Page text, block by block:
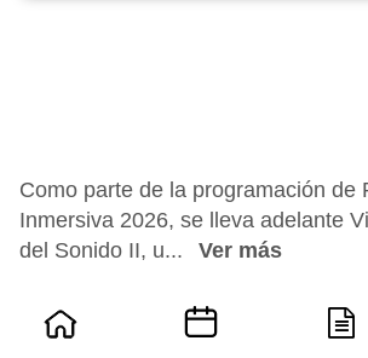
Como parte de la programación de
Inmersiva 2026, se lleva adelante
del Sonido II, u...
Ver más